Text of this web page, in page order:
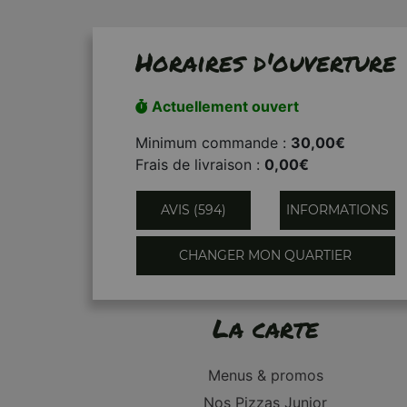
Horaires d'ouverture
Actuellement ouvert
Minimum commande : 30,00€
Frais de livraison : 0,00€
AVIS (594) INFORMATIONS
CHANGER MON QUARTIER
La carte
Menus & promos
Nos Pizzas Junior